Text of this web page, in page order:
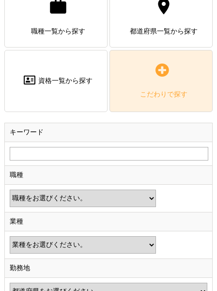
職種一覧から探す 都道府県一覧から探す
資格一覧から探す
こだわりで探す
キーワード
職種
業種
勤務地